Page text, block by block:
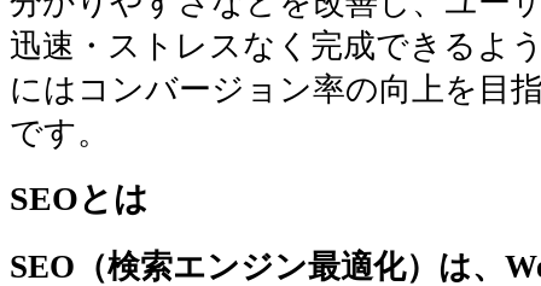
迅速・ストレスなく完成できるよ
にはコンバージョン率の向上を目
です。
SEOとは
SEO（検索エンジン最適化）は、